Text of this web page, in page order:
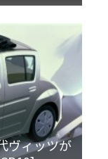
ヴィッツが